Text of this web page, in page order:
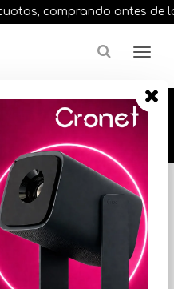
comprando antes de las 13
nuestros artículos,
13 hrs. envíos en el